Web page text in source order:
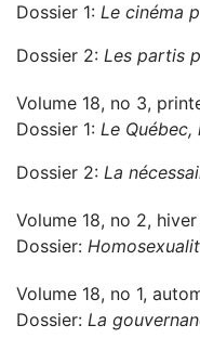
Dossier 1: Le cinéma
Dossier 2: Les partis
Volume 18, no 3,
Dossier 1: Le Québec,
Dossier 2: La
Volume 18, no 2,
Dossier:
Volume 18, no 1,
Dossier: La